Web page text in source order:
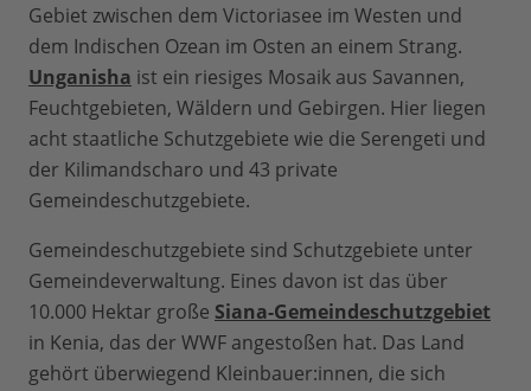
Gebiet zwischen dem Victoriasee im Westen und
dem Indischen Ozean im Osten an einem Strang.
Unganisha ist ein riesiges Mosaik aus Savannen,
Feuchtgebieten, Wäldern und Gebirgen. Hier liegen
acht staatliche Schutzgebiete wie die Serengeti und
der Kilimandscharo und 43 private
Gemeindeschutzgebiete.
Gemeindeschutzgebiete sind Schutzgebiete unter
Gemeindeverwaltung. Eines davon ist das über
10.000 Hektar große Siana-Gemeindeschutzgebiet
in Kenia, das der WWF angestoßen hat. Das Land
gehört überwiegend Kleinbauer:innen, die sich